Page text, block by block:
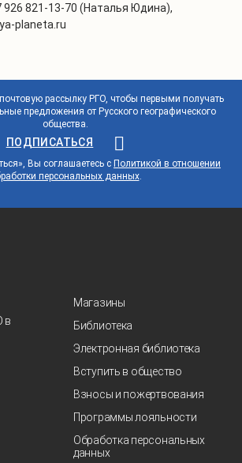
926 821-13-70 (Наталья Юдина),
planeta.ru
рассылку РГО, чтобы первыми получать
предложения от Русского географического
общества.
ПОДПИСАТЬСЯ
Вы соглашаетесь с Политикой в отношении
персональных данных.
в
Магазины
Библиотека
Электронная библиотека
Вступить в общество
Взносы и пожертвования
Программы лояльности
Обработка персональных
данных